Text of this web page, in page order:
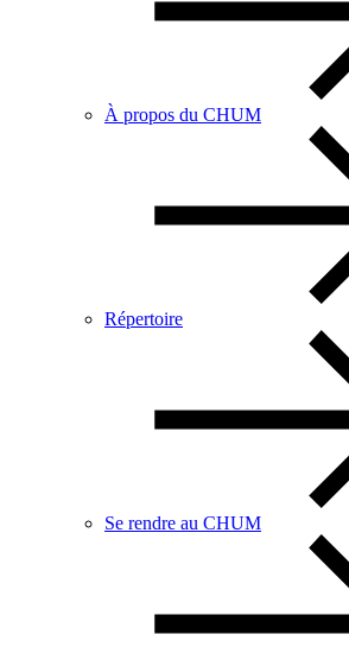
À propos du CHUM
Répertoire
Se rendre au CHUM